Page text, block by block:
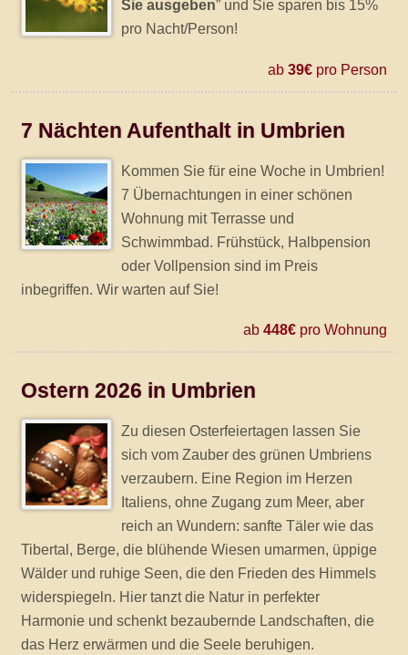
Sie ausgeben” und Sie sparen bis 15%
pro Nacht/Person!
ab 39€pro Person
7 Nächten Aufenthalt in Umbrien
Kommen Sie für eine Woche in Umbrien!
7 Übernachtungen in einer schönen
Wohnung mit Terrasse und
Schwimmbad. Frühstück, Halbpension
oder Vollpension sind im Preis
inbegriffen. Wir warten auf Sie!
ab 448€pro Wohnung
Ostern 2026 in Umbrien
Zu diesen Osterfeiertagen lassen Sie
sich vom Zauber des grünen Umbriens
verzaubern. Eine Region im Herzen
Italiens, ohne Zugang zum Meer, aber
reich an Wundern: sanfte Täler wie das
Tibertal, Berge, die blühende Wiesen umarmen, üppige
Wälder und ruhige Seen, die den Frieden des Himmels
widerspiegeln. Hier tanzt die Natur in perfekter
Harmonie und schenkt bezaubernde Landschaften, die
das Herz erwärmen und die Seele beruhigen.